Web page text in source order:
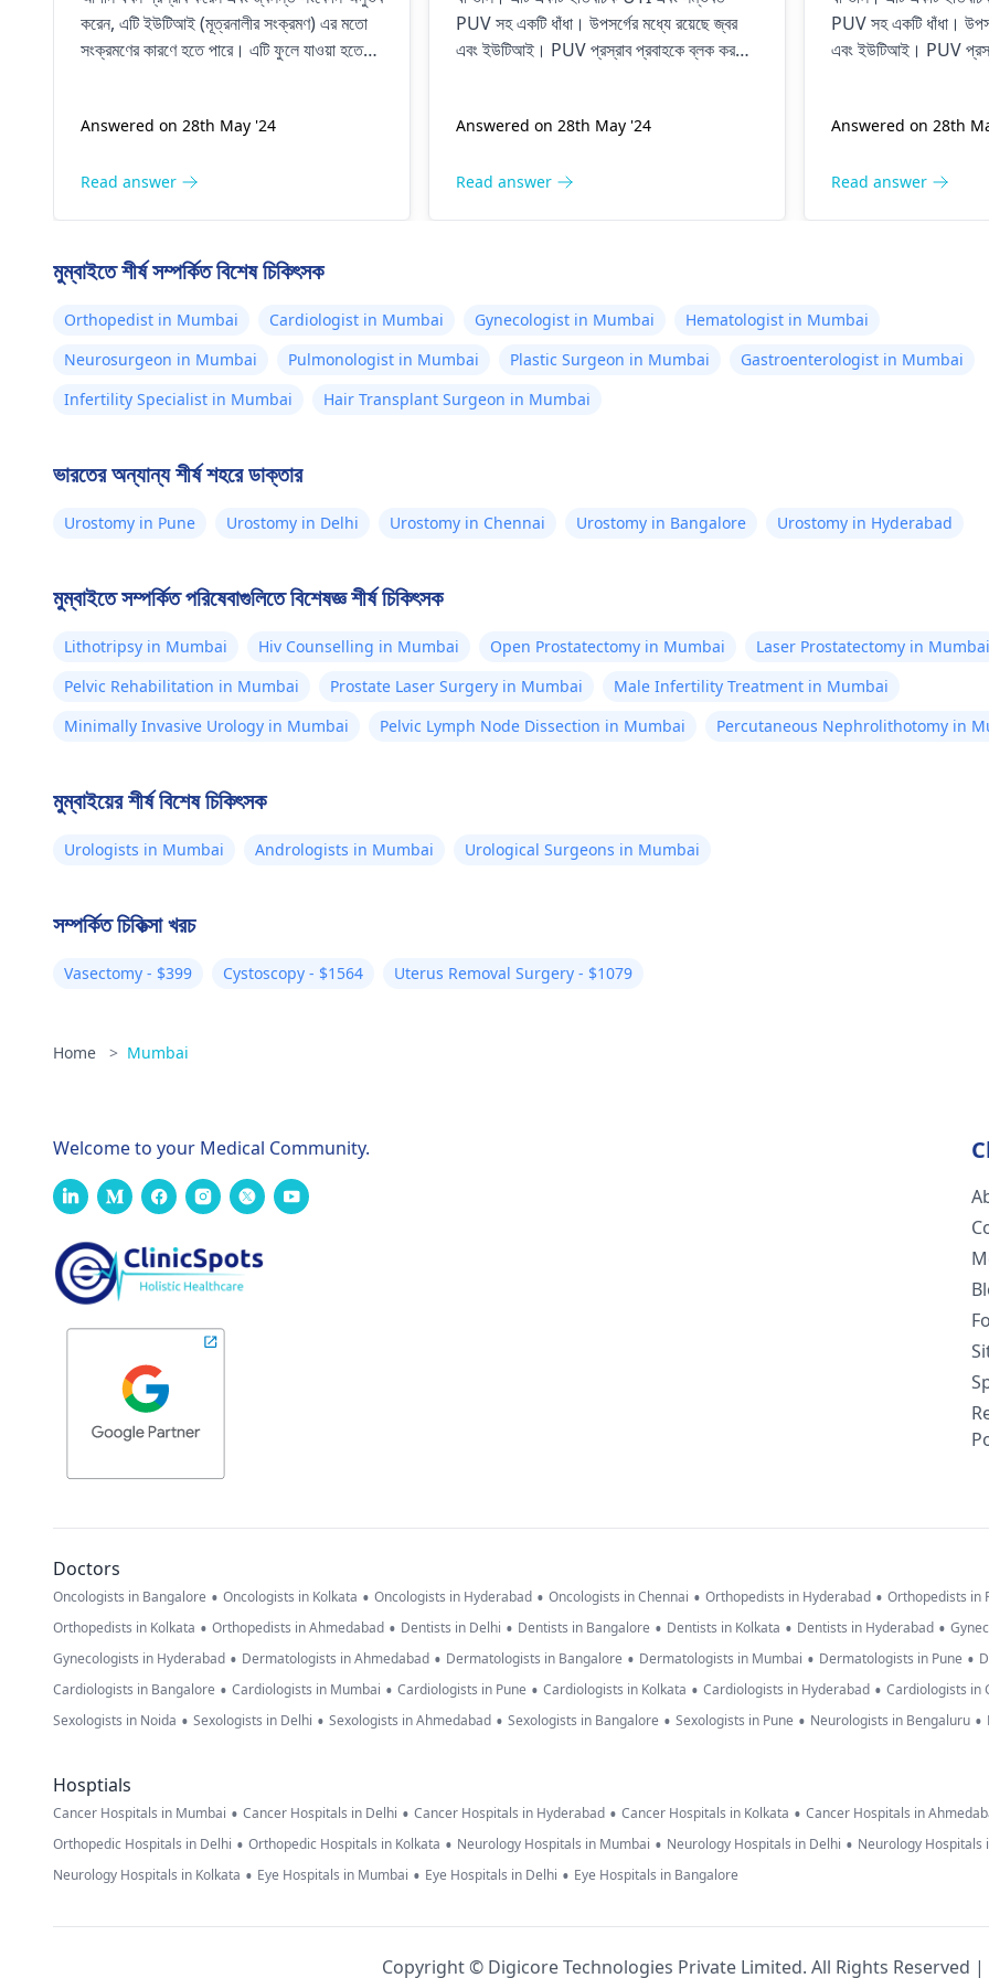
করেন, এটি ইউটিআই (মূত্রনালীর সংক্রমণ) এর মতো
সংক্রমণের কারণে হতে পারে। এটি ফুলে যাওয়া হতে
এবং অন্যান্য অংশকেও প্রভাবিত করতে পারে। তাই
হবেইউরোলজিস্টকে আপনাকে সঠিক চিকিৎসা দিবে।
Answered on 28th May '24
Read answer
অন্য একজন ইউরোলজিস্ট উল্লেখ করেছেন
যে কিছুই প্রয়োজন নেই কারণ এটি পরিষ্কার
PUV সহ একটি ধাঁধা। উপসর্গের মধ্যে রয়েছে জ্বর
এবং ইউটিআই। PUV প্রস্রাব প্রবাহকে ব্লক করতে
এখনই তাড়াহুড়ো করবেন না। ডাক্তারদের সাথে কাজ
Answered on 28th May '24
Read answer
কোষ্ঠকাঠিন্য আছে।
ব্যাথা নেই। এবং
PUV সহ একটি ধাঁধা।
এবং ইউটিআই। PUV
এখনই তাড়াহুড়ো করবেন না।
Answered on 28th
Read answer
মুম্বাইতে শীর্ষ সম্পর্কিত বিশেষ চিকিৎসক
Orthopedist in Mumbai Cardiologist in Mumbai Gynecologist in Mumbai
Hematologist in Mumbai
Neurosurgeon in Mumbai
Pulmonologist in Mumbai Plastic Surgeon in Mumbai
Gastroenterologist in Mumbai
Infertility Specialist in Mumbai
Hair Transplant Surgeon in Mumbai
ভারতের অন্যান্য শীর্ষ শহরে ডাক্তার
Urostomy in Pune Urostomy in Delhi Urostomy in Chennai Urostomy in Bangalore Urostomy in Hyderabad
মুম্বাইতে সম্পর্কিত পরিষেবাগুলিতে বিশেষজ্ঞ শীর্ষ চিকিৎসক
Lithotripsy in Mumbai Hiv Counselling in Mumbai Open Prostatectomy in Mumbai
Laser Prostatectomy in Mumbai
Pelvic Rehabilitation in Mumbai
Prostate Laser Surgery in Mumbai
Male Infertility Treatment in Mumbai
Minimally Invasive Urology in Mumbai
Pelvic Lymph Node Dissection in Mumbai Percutaneous Nephrolithotomy in
মুম্বাইয়ের শীর্ষ বিশেষ চিকিৎসক
Urologists in Mumbai Andrologists in Mumbai Urological Surgeons in Mumbai
সম্পর্কিত চিকিত্সা খরচ
Vasectomy - $399 Cystoscopy - $1564 Uterus Removal Surgery - $1079
Home > Mumbai
Welcome to your Medical Community.
Doctors
Oncologists in Bangalore • Oncologists in Kolkata • Oncologists in Hyderabad • Oncologists in Chennai • Orthopedists in Hyderabad • Orthopedists in
Orthopedists in Kolkata • Orthopedists in Ahmedabad • Dentists in Delhi • Dentists in Bangalore • Dentists in Kolkata • Dentists in Hyderabad •
Gynecologists in Hyderabad • Dermatologists in Ahmedabad • Dermatologists in Bangalore • Dermatologists in Mumbai • Dermatologists in Pune •
Cardiologists in Bangalore • Cardiologists in Mumbai • Cardiologists in Pune • Cardiologists in Kolkata • Cardiologists in Hyderabad • Cardiologists in
Sexologists in Noida • Sexologists in Delhi • Sexologists in Ahmedabad • Sexologists in Bangalore • Sexologists in Pune • Neurologists in Bengaluru •
Hosptials
Cancer Hospitals in Mumbai • Cancer Hospitals in Delhi • Cancer Hospitals in Hyderabad • Cancer Hospitals in Kolkata • Cancer Hospitals in
Orthopedic Hospitals in Delhi • Orthopedic Hospitals in Kolkata • Neurology Hospitals in Mumbai • Neurology Hospitals in Delhi • Neurology Hospitals
Neurology Hospitals in Kolkata • Eye Hospitals in Mumbai • Eye Hospitals in Delhi • Eye Hospitals in Bangalore
Copyright © Digicore Technologies Private Limited. All Rights Reserved |